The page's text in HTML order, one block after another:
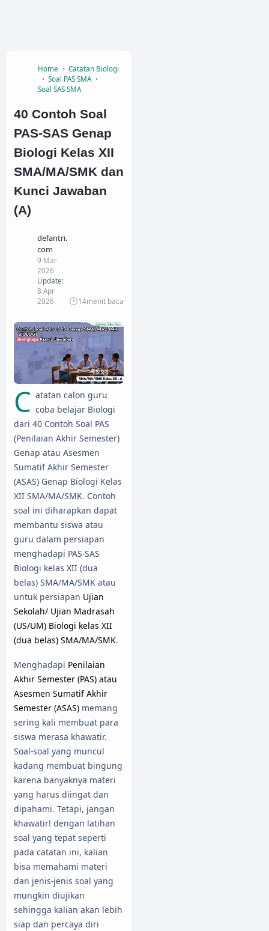
Home
Catatan Biologi
Soal PAS SMA
Soal SAS SMA
40 Contoh Soal
PAS-SAS Genap
Biologi Kelas XII
SMA/MA/SMK dan
Kunci Jawaban
(A)
defantri.
com
9 Mar
2026
Update:
8 Apr
2026
14menit baca
C atatan calon guru
coba belajar Biologi
dari 40 Contoh Soal PAS
(Penilaian Akhir Semester)
Genap atau Asesmen
Sumatif Akhir Semester
(ASAS) Genap Biologi Kelas
XII SMA/MA/SMK. Contoh
soal ini diharapkan dapat
membantu siswa atau
guru dalam persiapan
menghadapi PAS-SAS
Biologi kelas XII (dua
belas) SMA/MA/SMK atau
untuk persiapan Ujian
Sekolah/ Ujian Madrasah
(US/UM) Biologi kelas XII
(dua belas) SMA/MA/SMK.
Menghadapi Penilaian
Akhir Semester (PAS) atau
Asesmen Sumatif Akhir
Semester (ASAS) memang
sering kali membuat para
siswa merasa khawatir.
Soal-soal yang muncul
kadang membuat bingung
karena banyaknya materi
yang harus diingat dan
dipahami. Tetapi, jangan
khawatir! dengan latihan
soal yang tepat seperti
pada catatan ini, kalian
bisa memahami materi
dan jenis-jenis soal yang
mungkin diujikan
sehingga kalian akan lebih
siap dan percaya diri